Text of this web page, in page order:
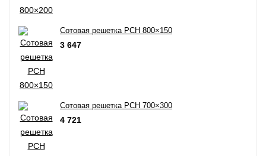
Сотовая решетка РСН 800×150
3 647
Сотовая решетка РСН 700×300
4 721